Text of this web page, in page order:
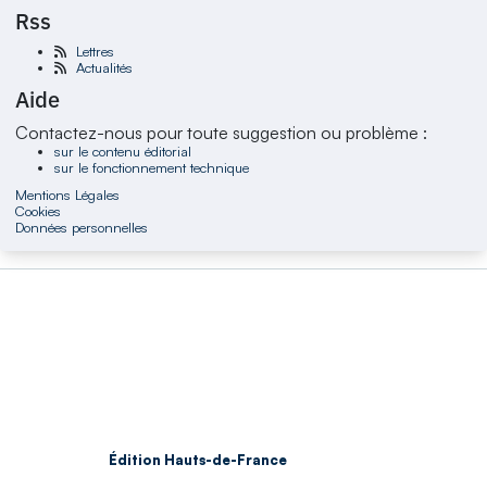
Rss
Lettres
Actualités
Aide
Contactez-nous pour toute suggestion ou problème :
sur le contenu éditorial
sur le fonctionnement technique
Mentions Légales
Cookies
Données personnelles
Édition Hauts-de-France